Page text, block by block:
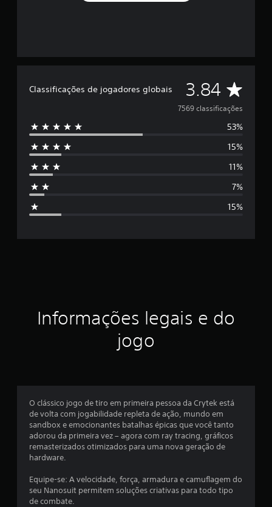
Classificações de jogadores globais 3.84 C
l
a
s
i
ç
é
d
i
d
7569 classificações
53%
15%
11%
7%
15%
Informações legais e do
jogo
O clássico jogo de tiro em primeira pessoa da Crytek está
de volta com jogabilidade repleta de ação, mundo em
sandbox e emocionantes batalhas épicas que você tanto
adorou da primeira vez – agora com ray tracing, gráficos
remasterizados otimizados para uma nova geração de
hardware.
Equipe-se: A velocidade, força, armadura e camuflagem do
seu Nanosuit permitem soluções criativas para todo tipo
de combate.